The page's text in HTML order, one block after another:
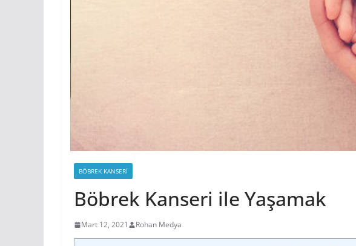
BÖBREK KANSERI
Böbrek Kanseri ile Yaşamak
Mart 12, 2021 Rohan Medya